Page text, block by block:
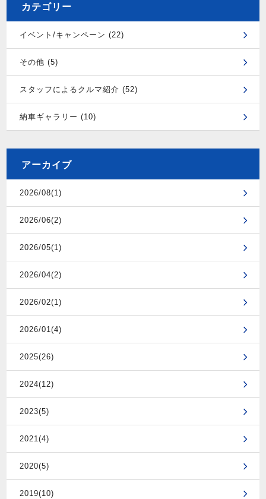
カテゴリー
イベント/キャンペーン (22)
その他 (5)
スタッフによるクルマ紹介 (52)
納車ギャラリー (10)
アーカイブ
2026/08(1)
2026/06(2)
2026/05(1)
2026/04(2)
2026/02(1)
2026/01(4)
2025(26)
2024(12)
2023(5)
2021(4)
2020(5)
2019(10)